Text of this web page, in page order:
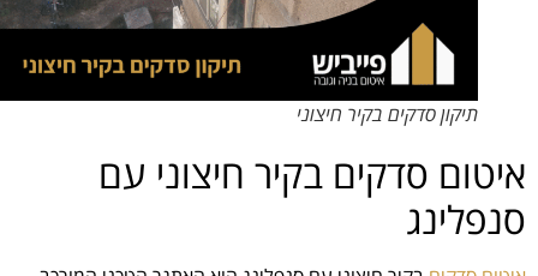
תיקון סדקים בקיר חיצוני
איטום סדקים בקיר חיצוני עם
סנפלינג